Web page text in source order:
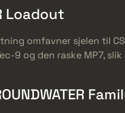
Loadout
omfavner sjelen
9 og den raske MP7,